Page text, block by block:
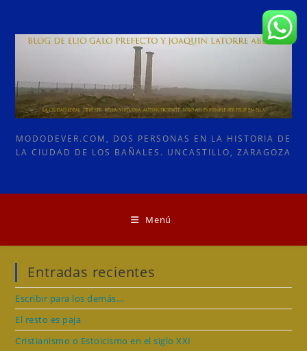
contenido
MODODEVER.COM, DOS PERSONAS EN LA HISTORIA DE
LA CIUDAD DE LOS BAÑALES. UNCASTILLO, ZARAGOZA
Menú
Entradas recientes
Escribir para los demás…
El resto es paja
Cristianismo o Estoicismo en el siglo XXI